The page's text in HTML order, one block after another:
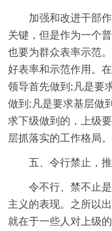
加强和改进干部
关键，但是作为一个
也要为群众表率示范
好表率和示范作用。
领导首先做到;凡是要
做到;凡是要求基层做
求下级做到的，上级
层抓落实的工作格局。
五、令行禁止，
令不行、禁不止
主义的表现。之所以
就在于一些人对上级